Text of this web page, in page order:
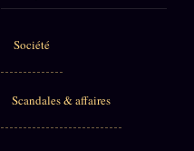
Société
Scandales & affaires